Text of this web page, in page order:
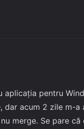
pentru
dar acum 2 zile m-
merge. Se pare